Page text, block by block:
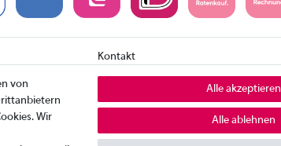
Kontakt
von
Wir
Alle akzeptieren
Alle ablehnen